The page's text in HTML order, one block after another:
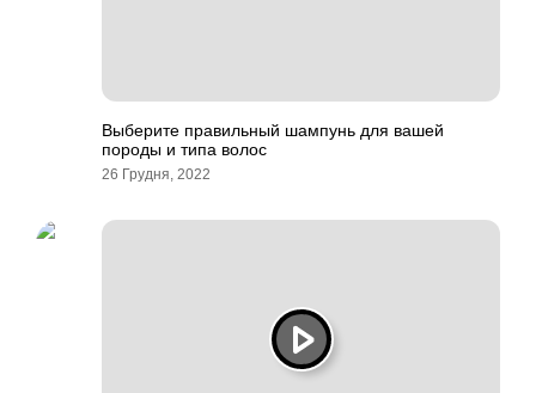
Выберите правильный шампунь для вашей
породы и типа волос
26 Грудня, 2022